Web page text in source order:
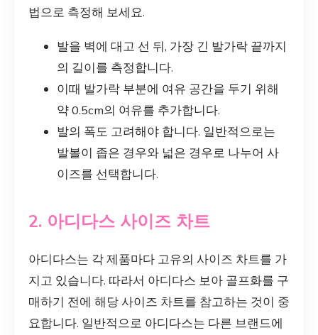
법으로 측정해 보세요.
발을 벽에 대고 선 뒤, 가장 긴 발가락 끝까지
의 길이를 측정합니다.
이때 발가락 부분에 여유 공간을 두기 위해
약 0.5cm의 여유를 추가합니다.
발의 폭도 고려해야 합니다. 일반적으로는
발볼이 좁은 경우와 넓은 경우로 나누어 사
이즈를 선택합니다.
2. 아디다스 사이즈 차트
아디다스는 각 제품마다 고유의 사이즈 차트를 가
지고 있습니다. 따라서 아디다스 보아 골프화를 구
매하기 전에 해당 사이즈 차트를 참고하는 것이 중
요합니다. 일반적으로 아디다스는 다른 브랜드에